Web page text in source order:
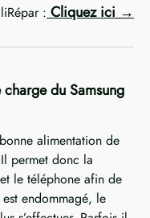
: Cliquez ici
du Samsung
alimentation de
permet donc la
le téléphone afin de
endommagé, le